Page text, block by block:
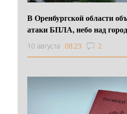
В Оренбургской области
атаки БПЛА, небо над
10 августа 08:23 2